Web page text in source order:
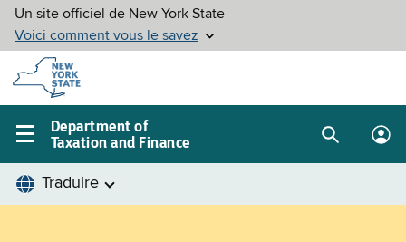
Skip to
main
content
Department of
Taxation and Finance
Main
navigation
menu
SearchLog